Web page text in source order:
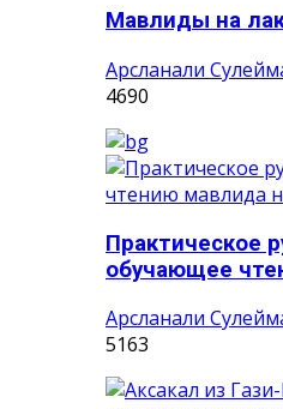
Мавлиды на
Арсланали
4690
Практическое
обучающее
Арсланали
5163